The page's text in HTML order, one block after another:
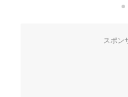
スポン